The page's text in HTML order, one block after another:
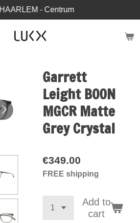
HAARLEM - Centrum
Garrett
Leight BOON
MGCR Matte
Grey Crystal
€349.00
FREE shipping
Add to
cart